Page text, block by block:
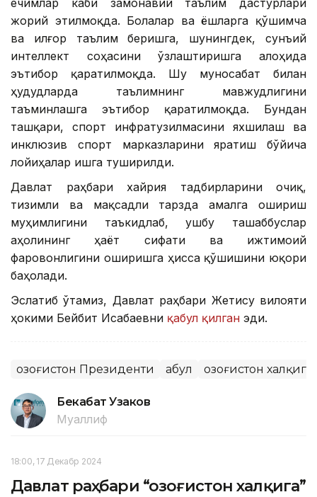
ечимлар каби замонавий таълим дастурлари
жорий этилмоқда. Болалар ва ёшларга қўшимча
ва илғор таълим беришга, шунингдек, сунъий
интеллект соҳасини ўзлаштиришга алоҳида
эътибор қаратилмоқда. Шу муносабат билан
ҳудудларда таълимнинг мавжудлигини
таъминлашга эътибор қаратилмоқда. Бундан
ташқари, спорт инфратузилмасини яхшилаш ва
инклюзив спорт марказларини яратиш бўйича
лойиҳалар ишга туширилди.
Давлат раҳбари хайрия тадбирларини очиқ,
тизимли ва мақсадли тарзда амалга ошириш
муҳимлигини таъкидлаб, ушбу ташаббуслар
аҳолининг ҳаёт сифати ва ижтимоий
фаровонлигини оширишга ҳисса қўшишини юқори
баҳолади.
Эслатиб ўтамиз, Давлат раҳбари Жетису вилояти
ҳокими Бейбит Исабаевни қабул қилган эди.
Қозоғистон Президенти Қабул Қозоғистон халқига
Бекабат Узаков
Муаллиф
18:00, 17 Декабр 2024
Давлат раҳбари “Қозоғистон халқига”